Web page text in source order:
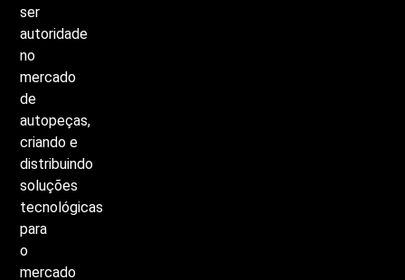
ser
autoridade
no
mercado
de
autopeças,
criando e
distribuindo
soluções
tecnológicas
para
o
mercado